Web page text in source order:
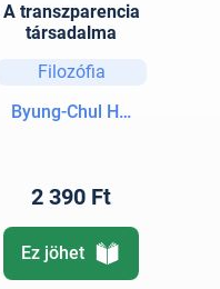
A transzparencia
társadalma
Filozófia
Byung-Chul Han
2 390 Ft
Ez jöhet